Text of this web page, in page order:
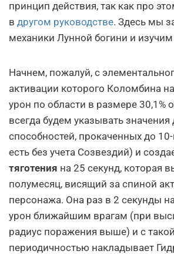
принцип действия, так как про
в другом руководстве. Здесь мы
механики Лунной богини и
Начнем, пожалуй, с
активации которого Коломбина
урон по области в размере 30,1%
всегда будем указывать значения
способностей, прокаченных до 10-
есть без учета Созвездий) и
тяготения на 25 секунд, которая
полумесяц, висящий за спиной
персонажа. Она раз в 2 секунды
урон ближайшим врагам (при
радиус поражения выше) и с
периодичностью накладывает